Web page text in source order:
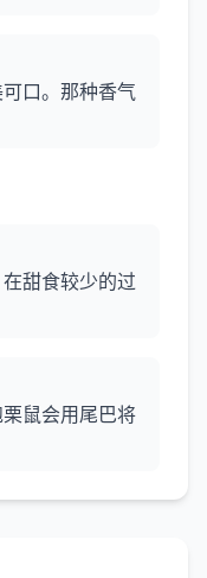
口。那种香气
甜食较少的过
鼠会用尾巴将